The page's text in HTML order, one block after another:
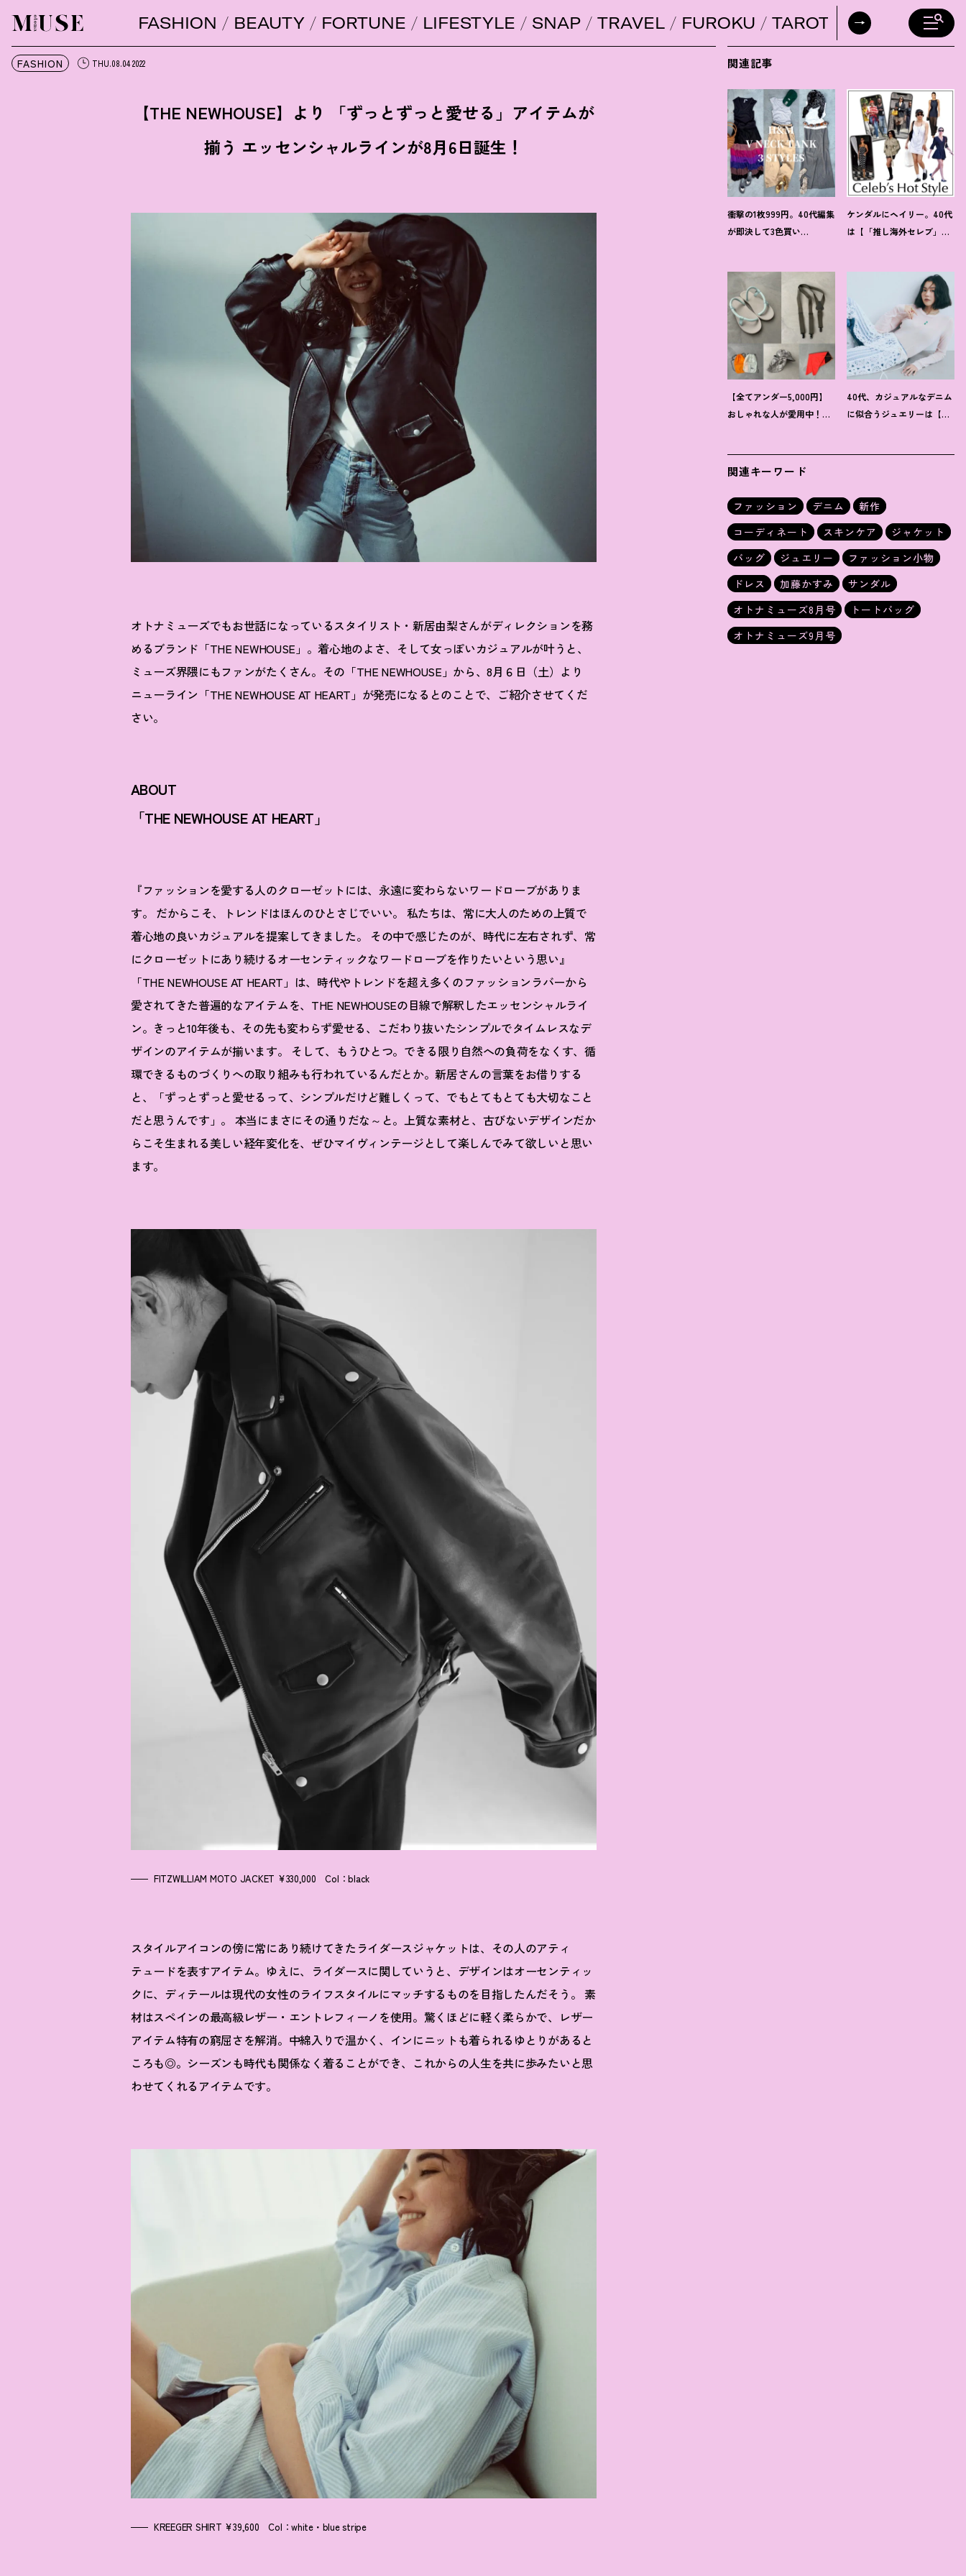
オトナミューズ ウェブFASHION BEAUTY FORTUNE LIFESTYLE SNAP TRAVEL FUROKU TAROT DAILY
FASHION THU.08.04 2022
【THE NEWHOUSE】より 「ずっとずっと愛せる」アイテムが
揃う エッセンシャルラインが8月6日誕生 ！
オトナミューズでもお世話になっているスタイリスト・新居由梨さんがディレクションを務
めるブランド「THE NEWHOUSE」。着心地のよさ、そして女っぽいカジュアルが叶うと、
ミューズ界隈にもファンがたくさん。その「THE NEWHOUSE」から、8月６日（土）より
ニューライン「THE NEWHOUSE AT HEART」が発売になるとのことで、ご紹介させてくだ
さい。
ABOUT
「THE NEWHOUSE AT HEART」
『ファッションを愛する人のクローゼットには、永遠に変わらないワードローブがありま
す。 だからこそ、トレンドはほんのひとさじでいい。 私たちは、常に大人のための上質で
着心地の良いカジュアルを提案してきました。 その中で感じたのが、時代に左右されず、常
にクローゼットにあり続けるオーセンティックなワードローブを作りたいという思い』
「THE NEWHOUSE AT HEART」は、時代やトレンドを超え多くのファッションラバーから
愛されてきた普遍的なアイテムを、THE NEWHOUSEの目線で解釈したエッセンシャルライ
ン。きっと10年後も、その先も変わらず愛せる、こだわり抜いたシンプルでタイムレスなデ
ザインのアイテムが揃います。 そして、もうひとつ。できる限り自然への負荷をなくす、循
環できるものづくりへの取り組みも行われているんだとか。新居さんの言葉をお借りする
と、「ずっとずっと愛せるって、シンプルだけど難しくって、でもとてもとても大切なこと
だと思うんです」。 本当にまさにその通りだな～と。上質な素材と、古びないデザインだか
らこそ生まれる美しい経年変化を、ぜひマイヴィンテージとして楽しんでみて欲しいと思い
ます。
FITZWILLIAM MOTO JACKET ¥330,000 Col：black
スタイルアイコンの傍に常にあり続けてきたライダースジャケットは、その人のアティ
テュードを表すアイテム。ゆえに、ライダースに関していうと、デザインはオーセンティッ
クに、ディテールは現代の女性のライフスタイルにマッチするものを目指したんだそう。 素
材はスペインの最高級レザー・エントレフィーノを使用。驚くほどに軽く柔らかで、レザー
アイテム特有の窮屈さを解消。中綿入りで温かく、インにニットも着られるゆとりがあると
ころも◎。シーズンも時代も関係なく着ることができ、これからの人生を共に歩みたいと思
わせてくれるアイテムです。
KREEGER SHIRT ¥39,600 Col：white・blue stripe
関連記事
衝撃の1枚999円。40代編集
が即決して3色買い
ケンダルにヘイリー。40代
は【「推し海外セレブ」
【全てアンダー5,000円】
おしゃれな人が愛用中 ！ 夏
40代、カジュアルなデニム
に似合うジュエリーは【お
関連キーワード
ファッション デニム
新作
コーディネート
スキンケア
ジャケット
バッグ
ジュエリー
ファッション小物
ドレス
加藤かすみ
サンダル
オトナミューズ8月号
トートバッグ
オトナミューズ9月号